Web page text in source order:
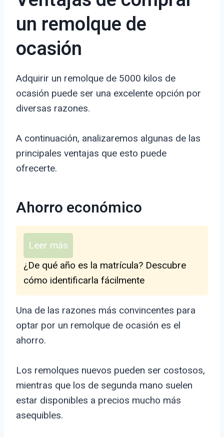
un remolque de
ocasión
Adquirir un remolque de 5000 kilos de
ocasión puede ser una excelente opción por
diversas razones.
A continuación, analizaremos algunas de las
principales ventajas que esto puede
ofrecerte.
Ahorro económico
Leer más
¿De qué año es la matrícula? Descubre
cómo identificarla fácilmente
Una de las razones más convincentes para
optar por un remolque de ocasión es el
ahorro.
Los remolques nuevos pueden ser costosos,
mientras que los de segunda mano suelen
estar disponibles a precios mucho más
asequibles.